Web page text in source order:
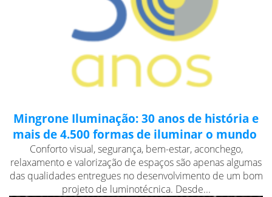
Mingrone Iluminação: 30 anos de história e
mais de 4.500 formas de iluminar o mundo
Conforto visual, segurança, bem-estar, aconchego,
relaxamento e valorização de espaços são apenas algumas
das qualidades entregues no desenvolvimento de um bom
projeto de luminotécnica. Desde...